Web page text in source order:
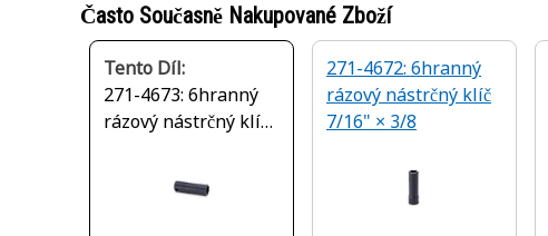
Často Současně Nakupované Zboží
Tento Díl:
271-4673: 6hranný
rázový nástrčný klíč
271-4672: 6hranný
rázový nástrčný klíč
7/16" × 3/8